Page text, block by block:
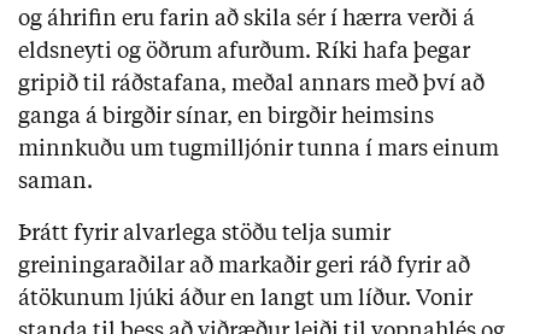
og áhrifin eru farin að skila sér í hærra verði á
eldsneyti og öðrum afurðum. Ríki hafa þegar
gripið til ráðstafana, meðal annars með því að
ganga á birgðir sínar, en birgðir heimsins
minnkuðu um tugmilljónir tunna í mars einum
saman.
Þrátt fyrir alvarlega stöðu telja sumir
greiningaraðilar að markaðir geri ráð fyrir að
átökunum ljúki áður en langt um líður. Vonir